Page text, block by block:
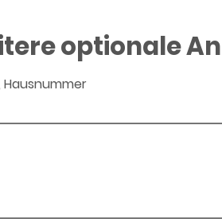
optionale
Hausnummer